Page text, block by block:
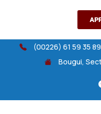
(00226) 61 59 35 89
Bougui,